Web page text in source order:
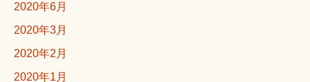
2020年6月
2020年3月
2020年2月
2020年1月